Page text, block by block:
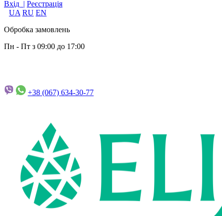
Вхід | Реєстрація
UA RU EN
Обробка замовлень
Пн - Пт з 09:00 до 17:00
+38 (067) 634-30-77